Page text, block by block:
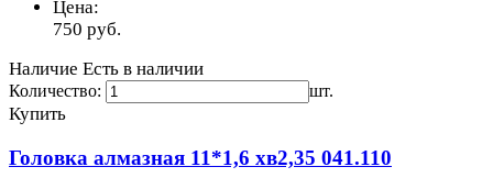
Цена:
750 руб.
Наличие Есть в наличии
Количество: шт.
Купить
Головка алмазная 11*1,6 хв2,35 041.110